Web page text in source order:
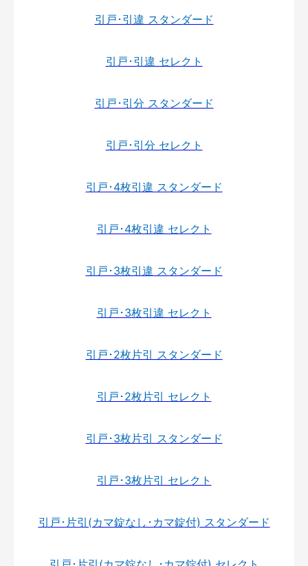
引戸･引違 スタンダード
引戸･引違 セレクト
引戸･引分 スタンダード
引戸･引分 セレクト
引戸･4枚引違 スタンダード
引戸･4枚引違 セレクト
引戸･3枚引違 スタンダード
引戸･3枚引違 セレクト
引戸･2枚片引 スタンダード
引戸･2枚片引 セレクト
引戸･3枚片引 スタンダード
引戸･3枚片引 セレクト
引戸･片引(カマ錠なし･カマ錠付) スタンダード